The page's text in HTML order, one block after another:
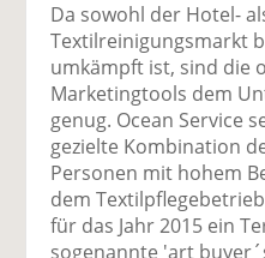
Da sowohl der Hotel-
Textilreinigungsmarkt
umkämpft ist, sind die
Marketingtools dem
genug. Ocean Service
gezielte Kombination
Personen mit hohem
dem
für das Jahr 2015 ein
sogenannte 'art